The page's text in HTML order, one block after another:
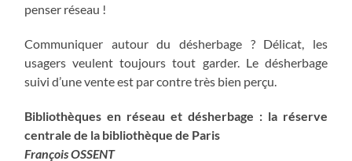
penser réseau !
Communiquer autour du désherbage ? Délicat, les
usagers veulent toujours tout garder. Le désherbage
suivi d’une vente est par contre très bien perçu.
Bibliothèques en réseau et désherbage : la réserve
centrale de la bibliothèque de Paris
François OSSENT